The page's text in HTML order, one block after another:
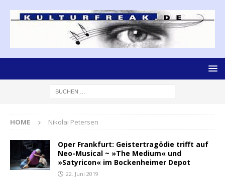
HOME Nikolai Petersen
Oper Frankfurt: Geistertragödie trifft auf
Neo-Musical ~ »The Medium« und
»Satyricon« im Bockenheimer Depot
22. Juni 2019